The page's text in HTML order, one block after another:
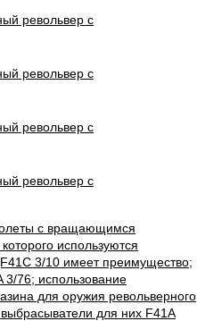
с вращающимся
используются
3/10 имеет преимущество;
3/76; использование
для оружия револьверного
для них F41A